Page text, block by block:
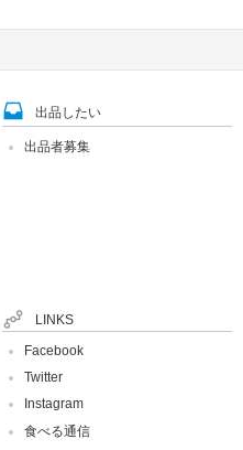
出品したい
出品者募集
LINKS
Facebook
Twitter
Instagram
食べる通信